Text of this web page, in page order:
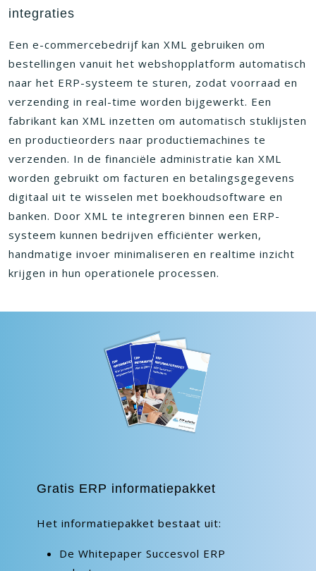
integraties
Een e-commercebedrijf kan XML gebruiken om
bestellingen vanuit het webshopplatform automatisch
naar het ERP-systeem te sturen, zodat voorraad en
verzending in real-time worden bijgewerkt. Een
fabrikant kan XML inzetten om automatisch stuklijsten
en productieorders naar productiemachines te
verzenden. In de financiële administratie kan XML
worden gebruikt om facturen en betalingsgegevens
digitaal uit te wisselen met boekhoudsoftware en
banken. Door XML te integreren binnen een ERP-
systeem kunnen bedrijven efficiënter werken,
handmatige invoer minimaliseren en realtime inzicht
krijgen in hun operationele processen.
Gratis ERP informatiepakket
Het informatiepakket bestaat uit:
De Whitepaper Succesvol ERP